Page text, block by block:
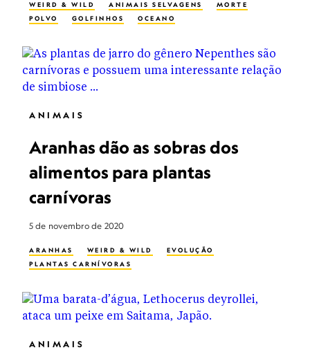
WEIRD & WILD ANIMAIS SELVAGENS
MORTE
POLVO
GOLFINHOS OCEANO
ANIMAIS
Aranhas dão as sobras dos
alimentos para plantas
carnívoras
5 de novembro de 2020
ARANHAS WEIRD & WILD
EVOLUÇÃO
PLANTAS CARNÍVORAS
ANIMAIS